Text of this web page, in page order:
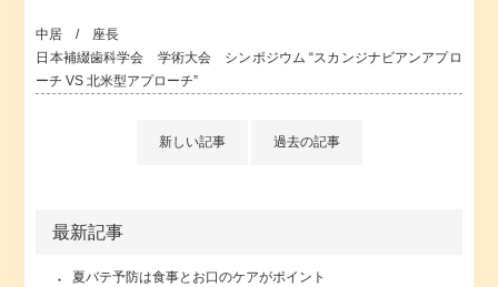
中居 / 座長
日本補綴歯科学会 学術大会 シンポジウム “スカンジナビアンアプロ
ーチ VS 北米型アプローチ”
新しい記事 過去の記事
最新記事
夏バテ予防は食事とお口のケアがポイント